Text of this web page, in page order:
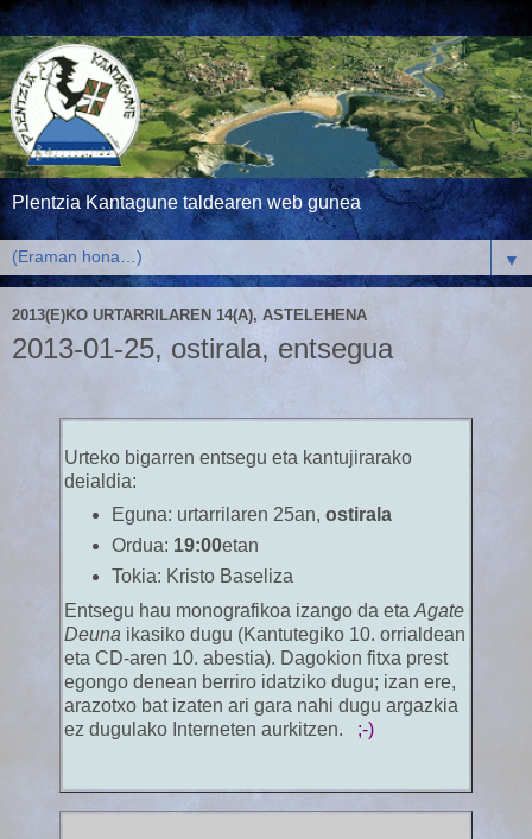
Plentzia Kantagune taldearen web gunea
▼
2013(E)KO URTARRILAREN 14(A), ASTELEHENA
2013-01-25, ostirala, entsegua
Urteko bigarren entsegu eta kantujirarako
deialdia:
Eguna: urtarrilaren 25an, ostirala
Ordua: 19:00etan
Tokia: Kristo Baseliza
Entsegu hau monografikoa izango da eta Agate
Deuna ikasiko dugu (Kantutegiko 10. orrialdean
eta CD-aren 10. abestia). Dagokion fitxa prest
egongo denean berriro idatziko dugu; izan ere,
arazotxo bat izaten ari gara nahi dugu argazkia
ez dugulako Interneten aurkitzen. ;-)